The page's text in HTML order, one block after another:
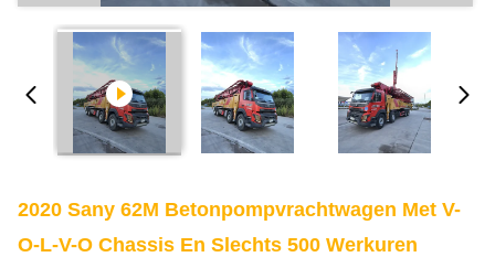
2020 Sany 62M Betonpompvrachtwagen Met V-
O-L-V-O Chassis En Slechts 500 Werkuren